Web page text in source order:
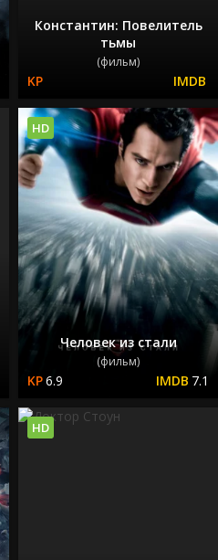
Константин: Повелитель
тьмы
(фильм)
Человек из стали
(фильм)
6.9 7.1
HD
HD